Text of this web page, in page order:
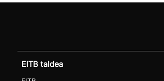
EITB taldea